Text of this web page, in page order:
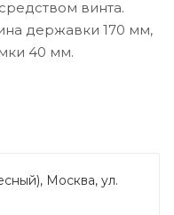
винта.
державки 170 мм,
40 мм.
Москва, ул.